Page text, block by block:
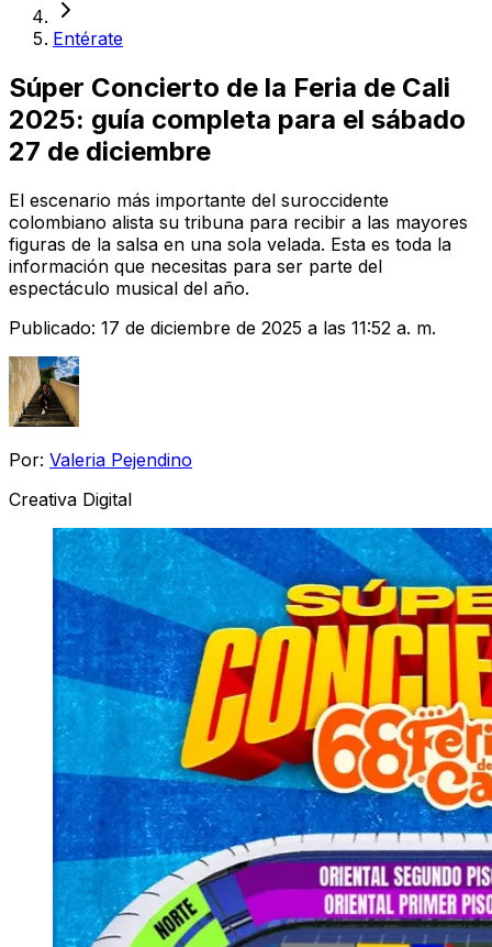
Entérate
Súper Concierto de la Feria de Cali
2025: guía completa para el sábado
27 de diciembre
El escenario más importante del suroccidente
colombiano alista su tribuna para recibir a las mayores
figuras de la salsa en una sola velada. Esta es toda la
información que necesitas para ser parte del
espectáculo musical del año.
Publicado: 17 de diciembre de 2025 a las 11:52 a. m.
Por: Valeria Pejendino
Creativa Digital